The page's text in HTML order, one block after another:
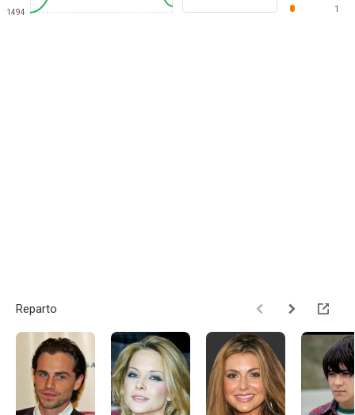
1494
1
Reparto